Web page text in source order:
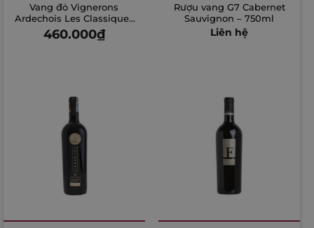
Vang đỏ Vignerons
Ardechois Les Classiques
Cabernet Sauvignon
460.000₫
Rượu vang G7 Cabernet
Sauvignon – 750ml
Liên hệ